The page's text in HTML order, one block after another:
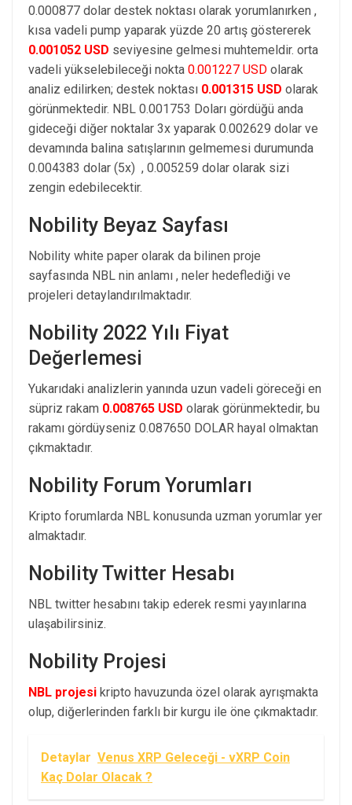
0.000877 dolar destek noktası olarak yorumlanırken ,
kısa vadeli pump yaparak yüzde 20 artış göstererek
0.001052 USD seviyesine gelmesi muhtemeldir. orta
vadeli yükselebileceği nokta 0.001227 USD olarak
analiz edilirken; destek noktası 0.001315 USD olarak
görünmektedir. NBL 0.001753 Doları gördüğü anda
gideceği diğer noktalar 3x yaparak 0.002629 dolar ve
devamında balina satışlarının gelmemesi durumunda
0.004383 dolar (5x) , 0.005259 dolar olarak sizi
zengin edebilecektir.
Nobility Beyaz Sayfası
Nobility white paper olarak da bilinen proje
sayfasında NBL nin anlamı , neler hedeflediği ve
projeleri detaylandırılmaktadır.
Nobility 2022 Yılı Fiyat
Değerlemesi
Yukarıdaki analizlerin yanında uzun vadeli göreceği en
süpriz rakam 0.008765 USD olarak görünmektedir, bu
rakamı gördüyseniz 0.087650 DOLAR hayal olmaktan
çıkmaktadır.
Nobility Forum Yorumları
Kripto forumlarda NBL konusunda uzman yorumlar yer
almaktadır.
Nobility Twitter Hesabı
NBL twitter hesabını takip ederek resmi yayınlarına
ulaşabilirsiniz.
Nobility Projesi
NBL projesi kripto havuzunda özel olarak ayrışmakta
olup, diğerlerinden farklı bir kurgu ile öne çıkmaktadır.
Detaylar Venus XRP Geleceği - vXRP Coin
Kaç Dolar Olacak ?